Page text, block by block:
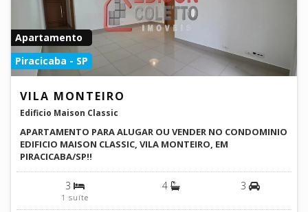
Apartamento
Piracicaba - SP
VILA MONTEIRO
Edificio Maison Classic
APARTAMENTO PARA ALUGAR OU VENDER NO CONDOMINIO
EDIFICIO MAISON CLASSIC, VILA MONTEIRO, EM
PIRACICABA/SP!!
3
1 suíte
4 3